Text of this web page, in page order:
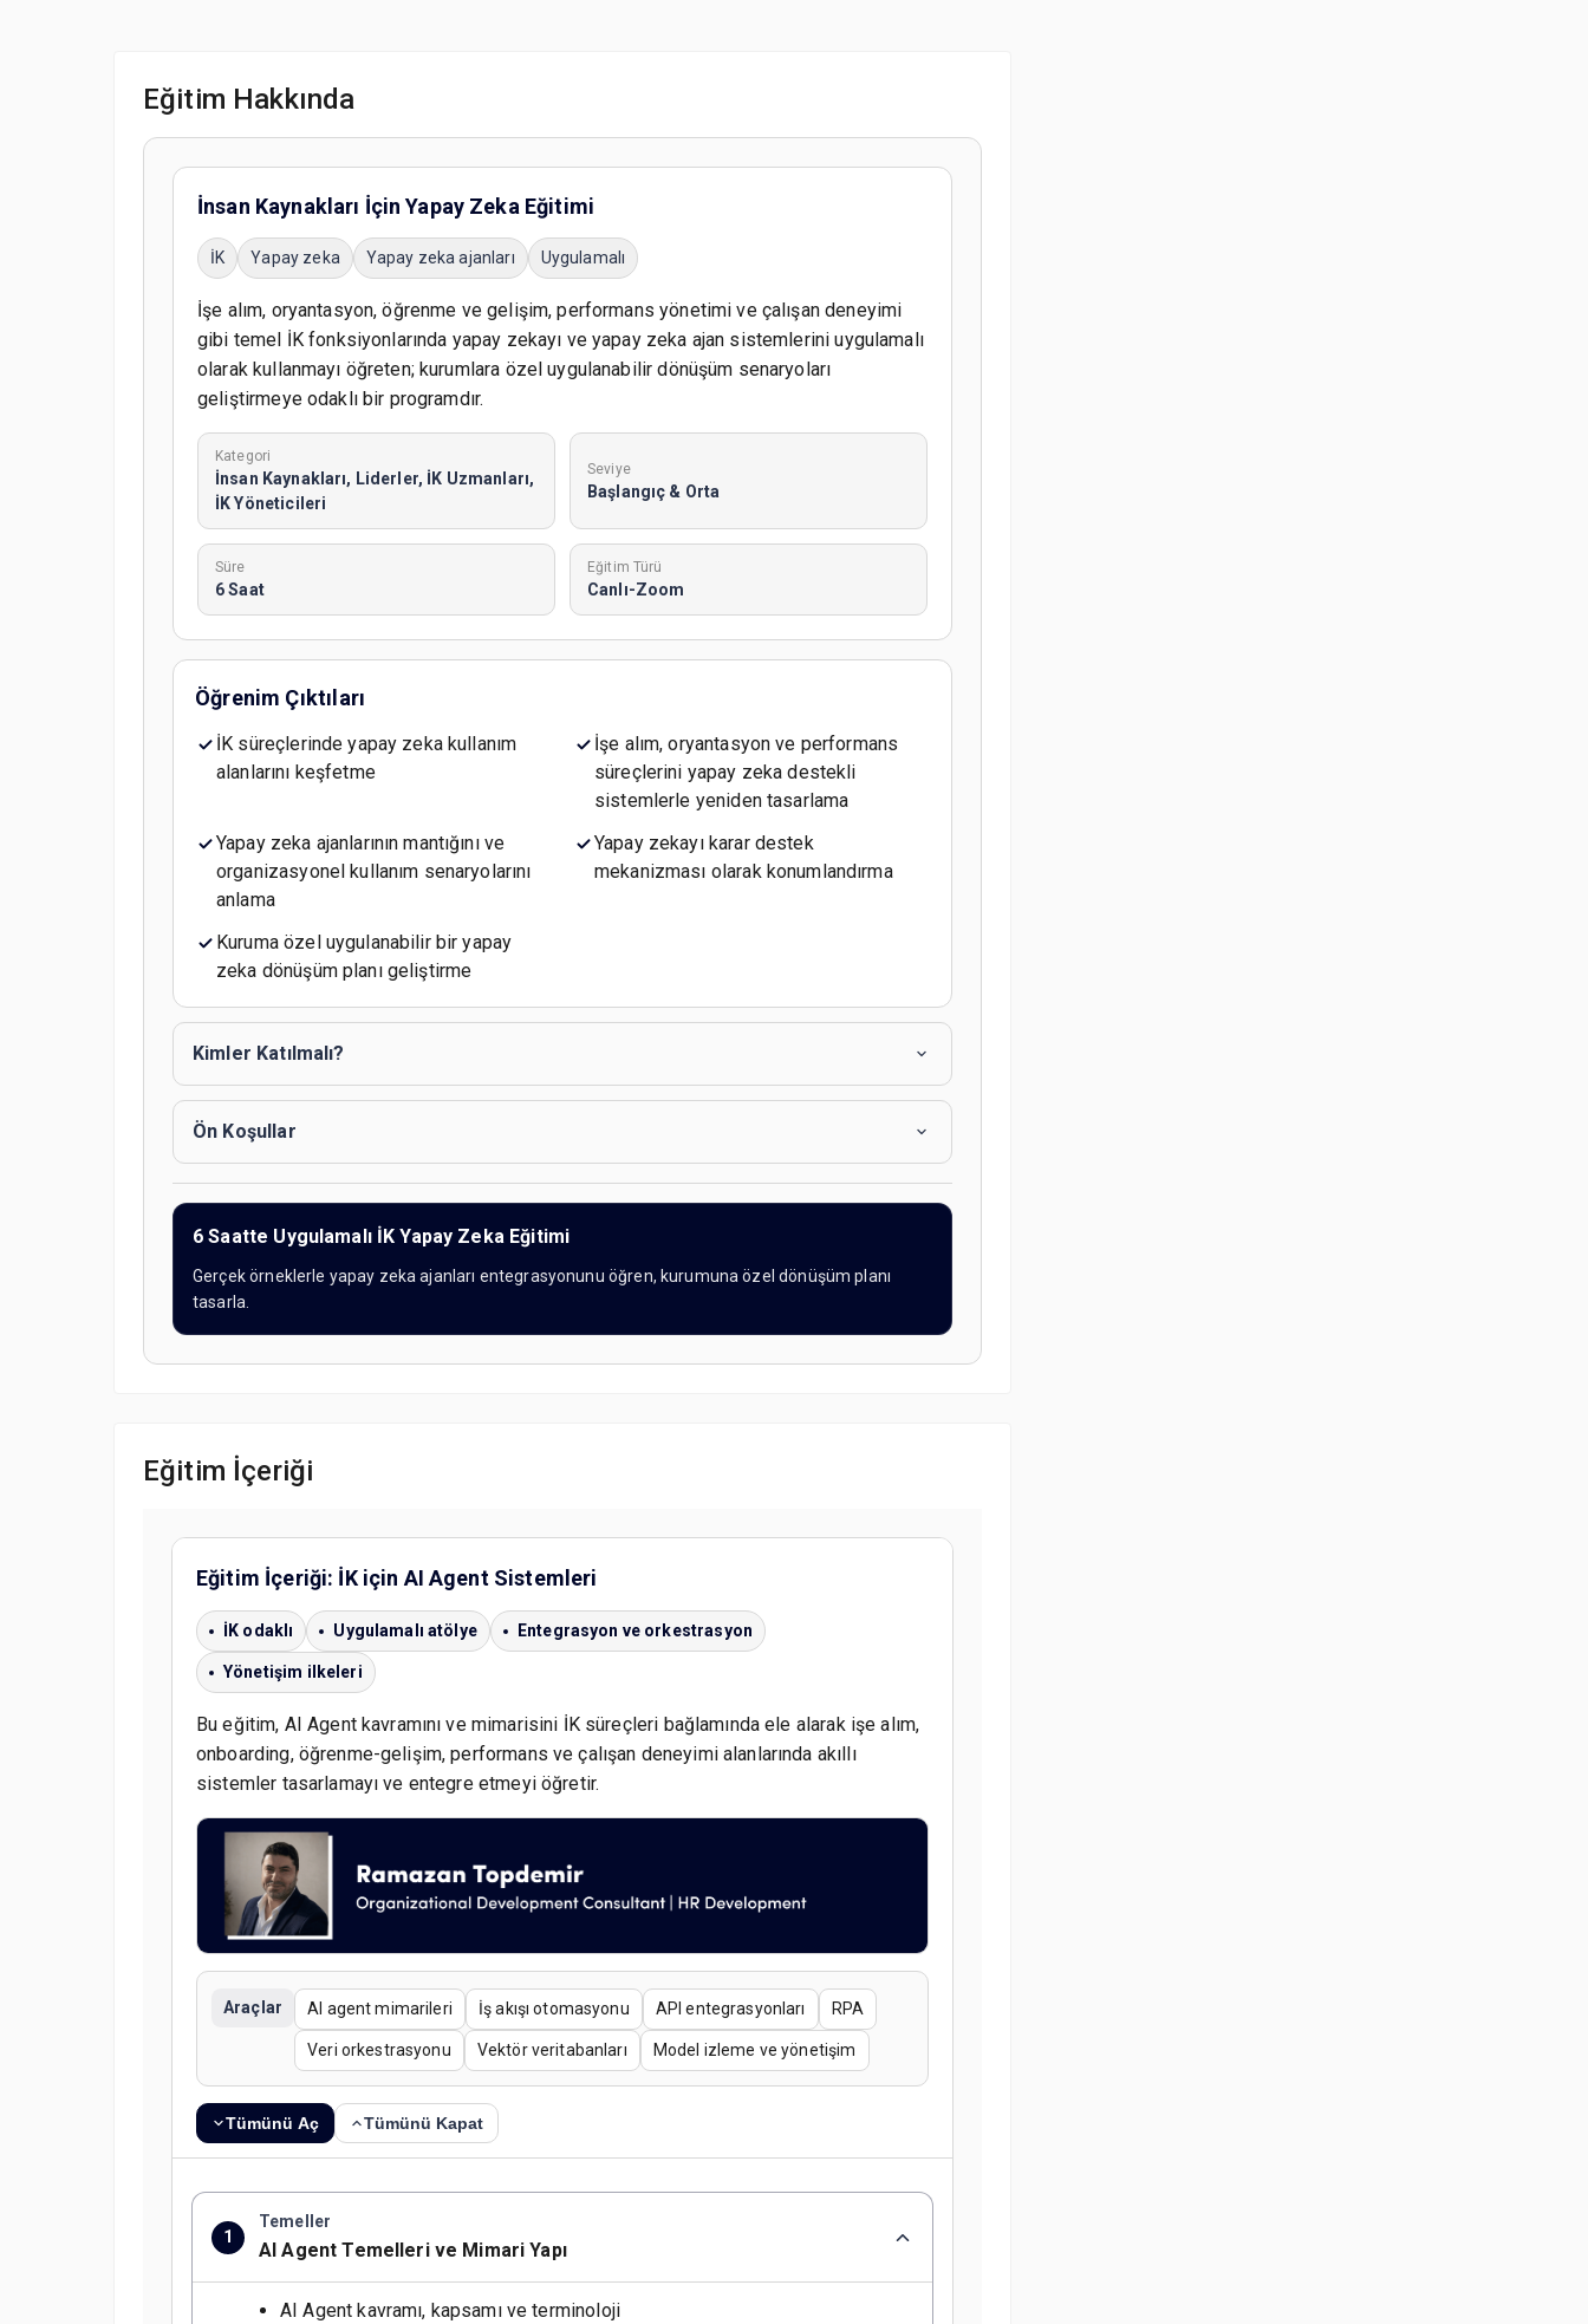
Eğitim Hakkında
İnsan Kaynakları İçin Yapay Zeka Eğitimi
İK Yapay zeka Yapay zeka ajanları Uygulamalı
İşe alım, oryantasyon, öğrenme ve gelişim, performans yönetimi ve çalışan deneyimi
gibi temel İK fonksiyonlarında yapay zekayı ve yapay zeka ajan sistemlerini uygulamalı
olarak kullanmayı öğreten; kurumlara özel uygulanabilir dönüşüm senaryoları
geliştirmeye odaklı bir programdır.
Kategori
İnsan Kaynakları, Liderler, İK Uzmanları,
İK Yöneticileri
Seviye
Başlangıç & Orta
Süre
6 Saat
Eğitim Türü
Canlı-Zoom
Öğrenim Çıktıları
İK süreçlerinde yapay zeka kullanım
alanlarını keşfetme
İşe alım, oryantasyon ve performans
süreçlerini yapay zeka destekli
sistemlerle yeniden tasarlama
Yapay zeka ajanlarının mantığını ve
organizasyonel kullanım senaryolarını
anlama
Yapay zekayı karar destek
mekanizması olarak konumlandırma
Kuruma özel uygulanabilir bir yapay
zeka dönüşüm planı geliştirme
Kimler Katılmalı?
Ön Koşullar
6 Saatte Uygulamalı İK Yapay Zeka Eğitimi
Gerçek örneklerle yapay zeka ajanları entegrasyonunu öğren, kurumuna özel dönüşüm planı
tasarla.
Eğitim İçeriği
Eğitim İçeriği: İK için AI Agent Sistemleri
İK odaklı Uygulamalı atölye Entegrasyon ve orkestrasyon
Yönetişim ilkeleri
Bu eğitim, AI Agent kavramını ve mimarisini İK süreçleri bağlamında ele alarak işe alım,
onboarding, öğrenme-gelişim, performans ve çalışan deneyimi alanlarında akıllı
sistemler tasarlamayı ve entegre etmeyi öğretir.
Araçlar AI agent mimarileri İş akışı otomasyonu API entegrasyonları RPA
Veri orkestrasyonu Vektör veritabanları Model izleme ve yönetişim
Tümünü Aç Tümünü Kapat
1
Temeller
AI Agent Temelleri ve Mimari Yapı
AI Agent kavramı, kapsamı ve terminoloji